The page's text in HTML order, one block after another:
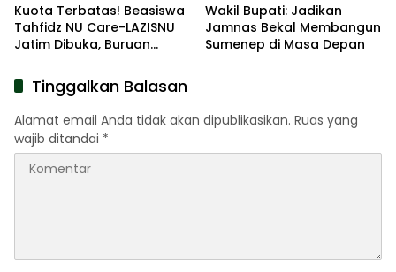
Kuota Terbatas! Beasiswa
Tahfidz NU Care-LAZISNU
Jatim Dibuka, Buruan
Wakil Bupati: Jadikan
Jamnas Bekal Membangun
Sumenep di Masa Depan
Tinggalkan Balasan
Alamat email Anda tidak akan dipublikasikan. Ruas yang
wajib ditandai *